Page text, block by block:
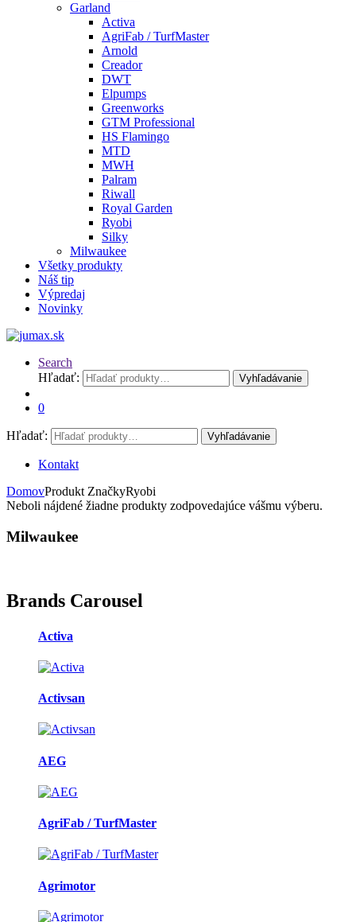
Garland
Activa
AgriFab / TurfMaster
Arnold
Creador
DWT
Elpumps
Greenworks
GTM Professional
HS Flamingo
MTD
MWH
Palram
Riwall
Royal Garden
Ryobi
Silky
Milwaukee
Všetky produkty
Náš tip
Výpredaj
Novinky
Search
Hľadať:
Vyhľadávanie
0
Hľadať: Vyhľadávanie
Kontakt
DomovProdukt ZnačkyRyobi
Neboli nájdené žiadne produkty zodpovedajúce vášmu výberu.
Milwaukee
Brands Carousel
Activa
Activsan
AEG
AgriFab / TurfMaster
Agrimotor